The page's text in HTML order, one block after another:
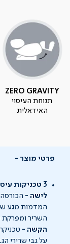
ZERO GRAVITY
תנוחת העיסוי
האידאלית
פרטי מוצר
3 טכניקות עיסוי - כל מה שהגוף צריך
לישה -
המדמות מגע
השריר
הקשה -
על גבי שרירי